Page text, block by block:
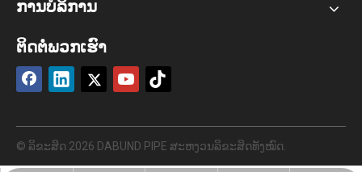
ການບໍລິການ
ຕິດຕໍ່ພວກເຮົາ
© ລິຂະສິດ 2026 DABUND PIPE ສະຫງວນລິຂະສິດທັງໝົດ.